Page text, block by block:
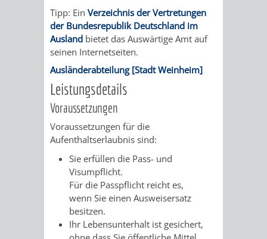
STADT
WIEDERVERMIETUNGSPRÄMIE
BAU)
GEBÄUDEBETRIEB
Tipp: Ein Verzeichnis der Vertretungen
der Bundesrepublik Deutschland im
Ausland bietet das Auswärtige Amt auf
seinen Internetseiten.
Ausländerabteilung [Stadt Weinheim]
Leistungsdetails
Voraussetzungen
Voraussetzungen für die
Aufenthaltserlaubnis sind:
Sie erfüllen die Pass- und
Visumpflicht.
Für die Passpflicht reicht es,
wenn Sie einen Ausweisersatz
besitzen.
Ihr Lebensunterhalt ist gesichert,